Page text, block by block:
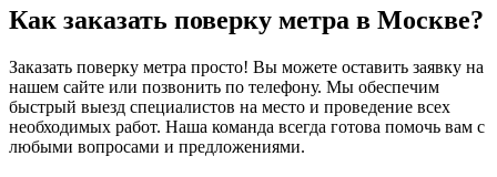
Как заказать поверку метра в Москве?
Заказать поверку метра просто! Вы можете оставить заявку на
нашем сайте или позвонить по телефону. Мы обеспечим
быстрый выезд специалистов на место и проведение всех
необходимых работ. Наша команда всегда готова помочь вам с
любыми вопросами и предложениями.